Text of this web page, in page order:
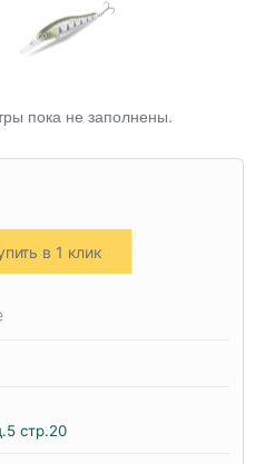
пока не заполнены.
в 1 клик
стр.20